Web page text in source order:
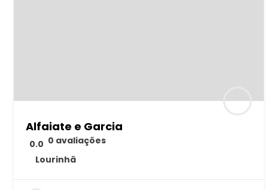
Alfaiate e Garcia
0.0 0 avaliações
Lourinhã